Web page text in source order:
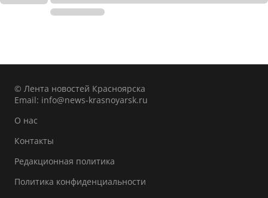
© Лента новостей Красноярска
Email: info@news-krasnoyarsk.ru
О нас
Контакты
Редакционная политика
Политика конфиденциальности